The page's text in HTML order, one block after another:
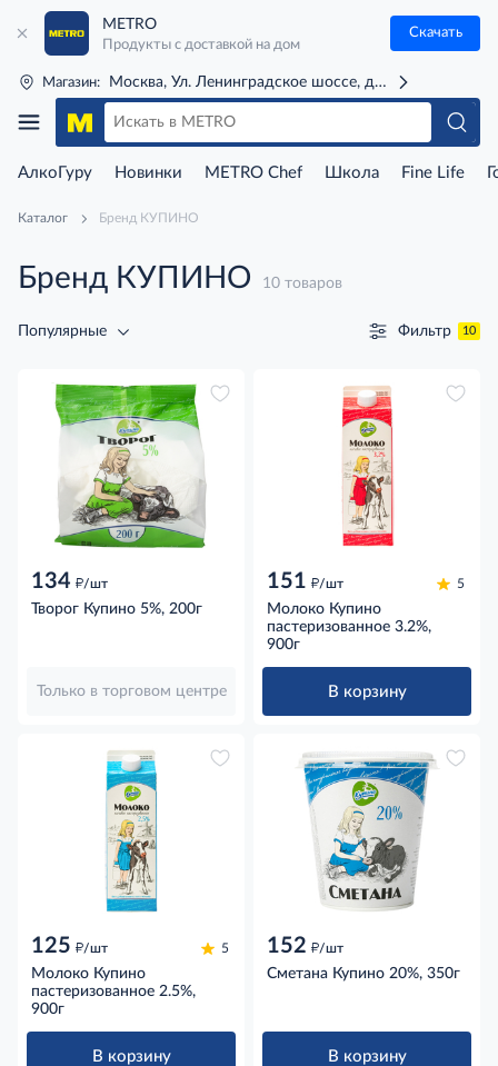
METRO
Продукты с доставкой на дом
Скачать
Магазин: Москва, Ул. Ленинградское шоссе, д. 71Г (м. Речной
АлкоГуру Новинки METRO Chef Школа Fine Life
Каталог Бренд КУПИНО
Бренд КУПИНО 10 товаров
Популярные Фильтр 10
134 д/шт
Творог Купино 5%, 200г
Только в торговом центре
151 д/шт 5
Молоко Купино
пастеризованное 3.2%,
900г
В корзину
125 д/шт 5
Молоко Купино
пастеризованное 2.5%,
900г
В корзину
152 д/шт
Сметана Купино 20%, 350г
В корзину